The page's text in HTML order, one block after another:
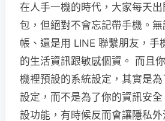
在人手一機的時代，大家每天
包，但絕對不會忘記帶手機。
帳、還是用 LINE 聯繫朋友，手
的生活資訊跟敏感個資。 而且
機裡預設的系統設定，其實是
設定，而不是為了你的資訊安
設功能，有時候反而會讓隱私外